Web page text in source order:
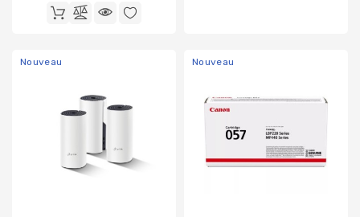
Nouveau Nouveau